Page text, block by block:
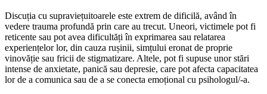
Discuția cu supraviețuitoarele este extrem de dificilă, având în
vedere trauma profundă prin care au trecut. Uneori, victimele pot fi
reticente sau pot avea dificultăți în exprimarea sau relatarea
experiențelor lor, din cauza rușinii, simțului eronat de proprie
vinovăție sau fricii de stigmatizare. Altele, pot fi supuse unor stări
intense de anxietate, panică sau depresie, care pot afecta capacitatea
lor de a comunica sau de a se conecta emoțional cu psihologul/-a.